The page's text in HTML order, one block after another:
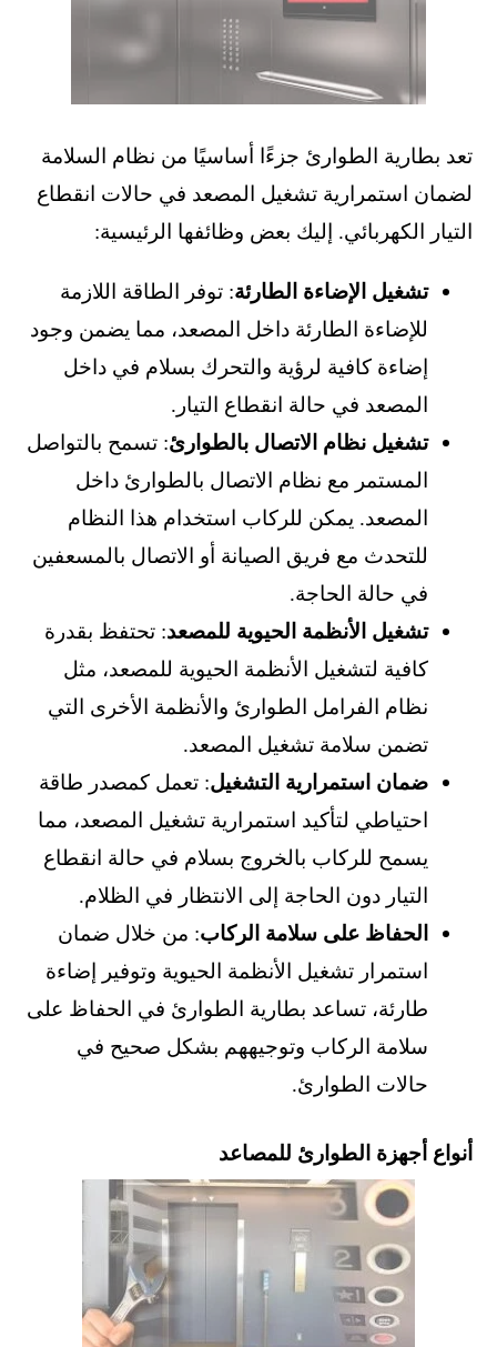
تعد بطارية الطوارئ جزءًا أساسيًا من نظام السلامة
لضمان استمرارية تشغيل المصعد في حالات انقطاع
التيار الكهربائي. إليك بعض وظائفها الرئيسية:
تشغيل الإضاءة الطارئة: توفر الطاقة اللازمة
للإضاءة الطارئة داخل المصعد، مما يضمن وجود
إضاءة كافية لرؤية والتحرك بسلام في داخل
المصعد في حالة انقطاع التيار.
تشغيل نظام الاتصال بالطوارئ: تسمح بالتواصل
المستمر مع نظام الاتصال بالطوارئ داخل
المصعد. يمكن للركاب استخدام هذا النظام
للتحدث مع فريق الصيانة أو الاتصال بالمسعفين
في حالة الحاجة.
تشغيل الأنظمة الحيوية للمصعد: تحتفظ بقدرة
كافية لتشغيل الأنظمة الحيوية للمصعد، مثل
نظام الفرامل الطوارئ والأنظمة الأخرى التي
تضمن سلامة تشغيل المصعد.
ضمان استمرارية التشغيل: تعمل كمصدر طاقة
احتياطي لتأكيد استمرارية تشغيل المصعد، مما
يسمح للركاب بالخروج بسلام في حالة انقطاع
التيار دون الحاجة إلى الانتظار في الظلام.
الحفاظ على سلامة الركاب: من خلال ضمان
استمرار تشغيل الأنظمة الحيوية وتوفير إضاءة
طارئة، تساعد بطارية الطوارئ في الحفاظ على
سلامة الركاب وتوجيههم بشكل صحيح في
حالات الطوارئ.
أنواع أجهزة الطوارئ للمصاعد